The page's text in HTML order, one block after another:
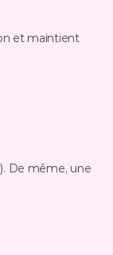
et maintient
De même, une